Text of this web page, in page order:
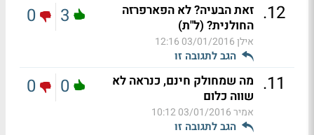
12
. זאת הבעיה? לא הפארפרזה
החולנית? (ל"ת)
אילן03/01/2016 12:16
הגב לתגובה זו
3
0
11
. מה שמחולק חינם, כנראה לא
שווה כלום
אמיר03/01/2016 10:12
הגב לתגובה זו
0
0